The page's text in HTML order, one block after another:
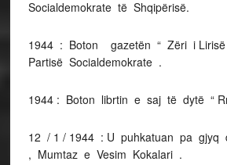
Socialdemokrate të Shqipërisë.
1944 : Boton gazetën “ Zëri i
Partisë Socialdemokrate .
1944 : Boton librtin e saj të dytë “
12 / 1 / 1944 : U puhkatuan pa gjyq
, Mumtaz e Vesim Kokalari .